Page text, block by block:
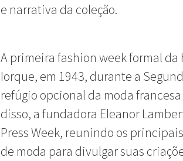
e narrativa da coleção.
A primeira fashion week formal
Iorque, em 1943, durante a
refúgio opcional da moda
disso, a fundadora Eleanor
Press Week, reunindo os
de moda para divulgar suas